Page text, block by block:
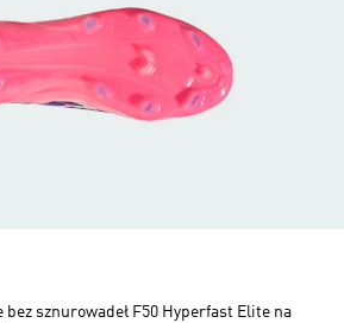
sznurowadeł F50 Hyperfast Elite na